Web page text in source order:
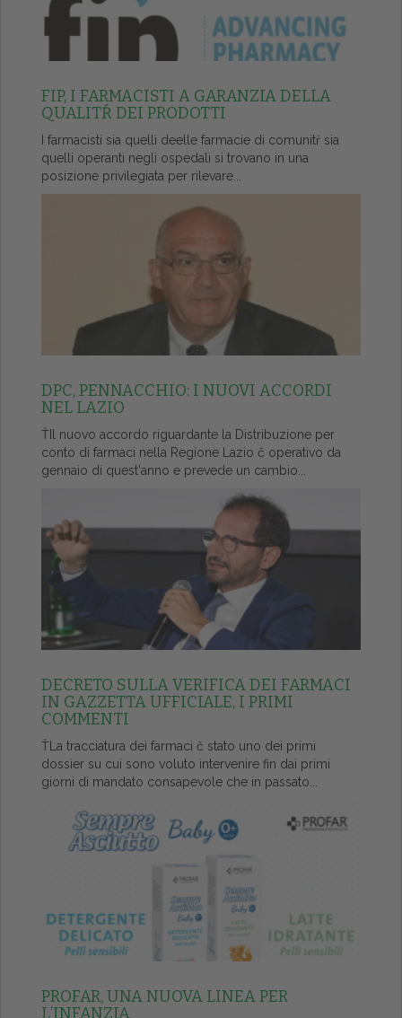
FIP, I FARMACISTI A GARANZIA DELLA
QUALITŔ DEI PRODOTTI
I farmacisti sia quelli deelle farmacie di comunitŕ sia
quelli operanti negli ospedali si trovano in una
posizione privilegiata per rilevare...
DPC, PENNACCHIO: I NUOVI ACCORDI
NEL LAZIO
ŤIl nuovo accordo riguardante la Distribuzione per
conto di farmaci nella Regione Lazio č operativo da
gennaio di quest'anno e prevede un cambio...
DECRETO SULLA VERIFICA DEI FARMACI
IN GAZZETTA UFFICIALE, I PRIMI
COMMENTI
ŤLa tracciatura dei farmaci č stato uno dei primi
dossier su cui sono voluto intervenire fin dai primi
giorni di mandato consapevole che in passato...
PROFAR, UNA NUOVA LINEA PER
L’INFANZIA